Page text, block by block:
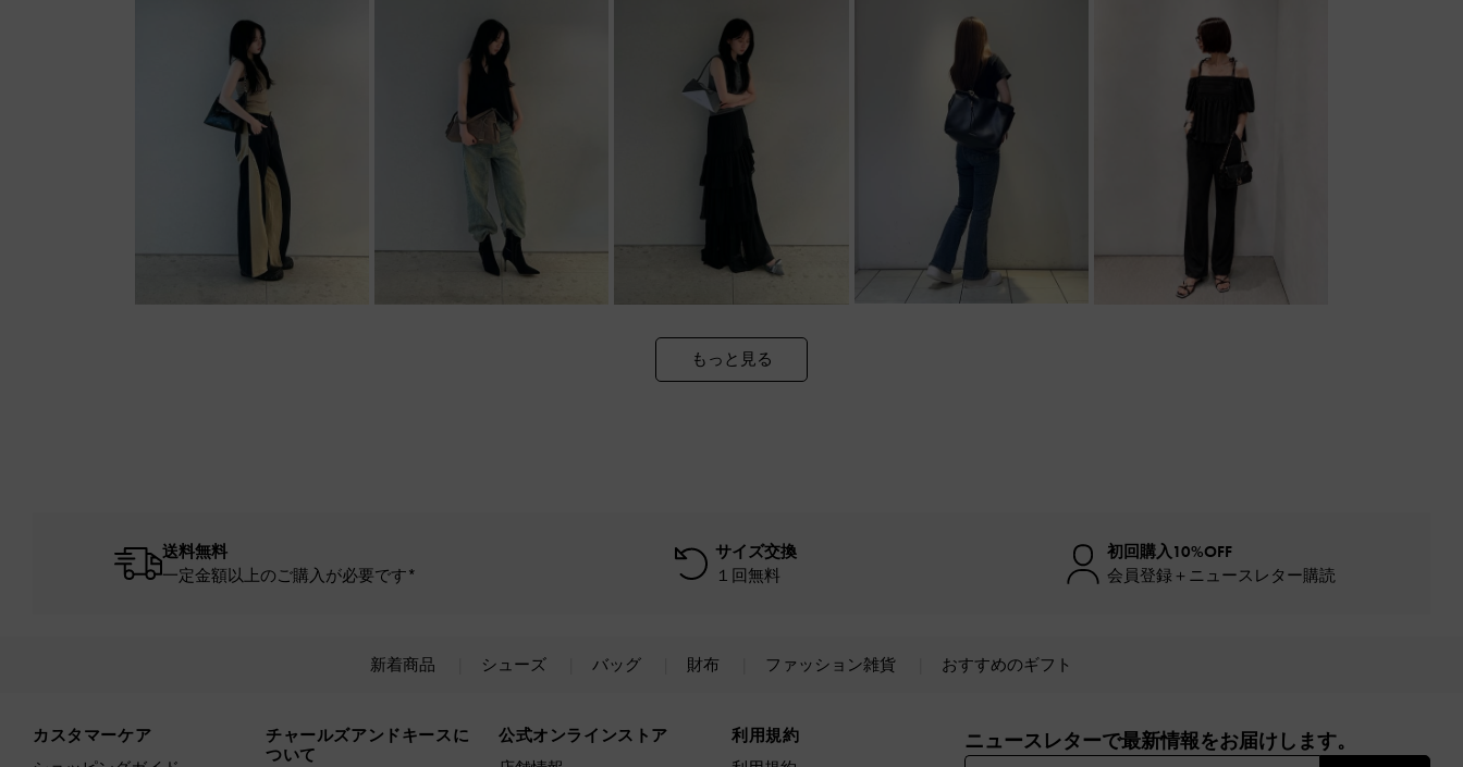
もっと見る
送料無料
一定金額以上のご購入が必要です*
サイズ交換
１回無料
初回購入10%OFF
会員登録＋ニュースレター購読
新着商品 シューズ バッグ 財布 ファッション雑貨 おすすめのギフト
カスタマーケア
チャールズアンドキースに
ついて
公式オンラインストア
利用規約
ニュースレターで最新情報をお届けします。​